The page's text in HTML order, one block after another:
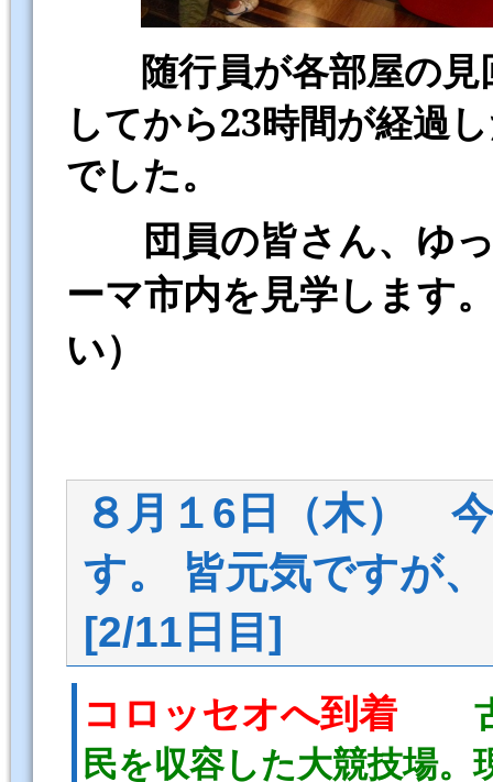
随行員が各部屋の見
してから23時間が経過
でした。
団員の皆さん、ゆっ
ーマ市内を見学します
い）
８月１6日（木）
す。 皆元気ですが
[2/11日目]
コロッセオへ到着
民を収容した大競技場。